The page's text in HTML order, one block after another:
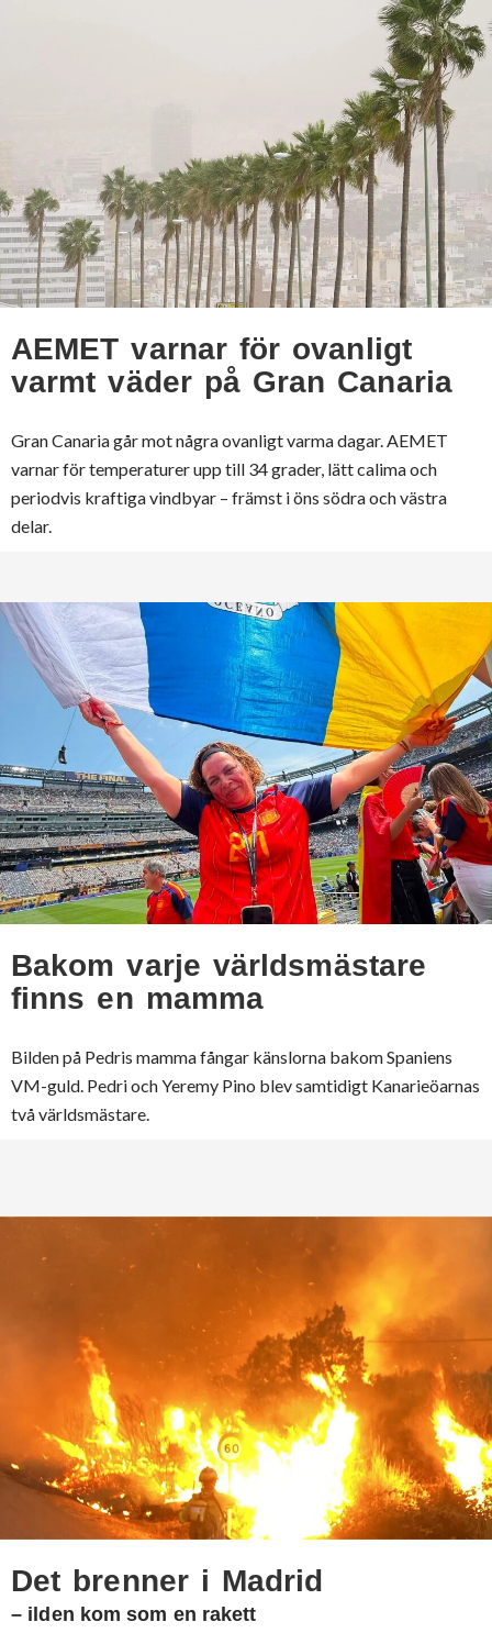
AEMET varnar för ovanligt
varmt väder på Gran Canaria
Gran Canaria går mot några ovanligt varma dagar. AEMET
varnar för temperaturer upp till 34 grader, lätt calima och
periodvis kraftiga vindbyar – främst i öns södra och västra
delar.
Bakom varje världsmästare
finns en mamma
Bilden på Pedris mamma fångar känslorna bakom Spaniens
VM-guld. Pedri och Yeremy Pino blev samtidigt Kanarieöarnas
två världsmästare.
Det brenner i Madrid
– ilden kom som en rakett